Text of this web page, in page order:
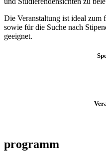
Die Veranstaltung ist ideal zum
sowie für die Suche nach
geeignet.
programm